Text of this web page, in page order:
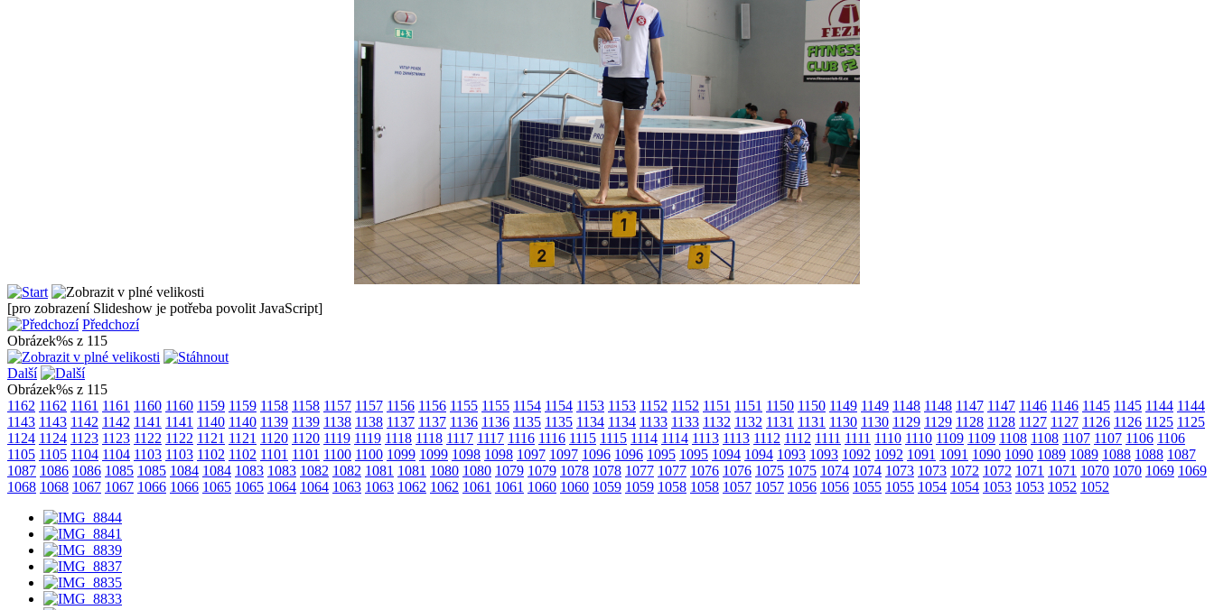
[pro zobrazení Slideshow je potřeba povolit JavaScript]
Předchozí
Obrázek%s z 115
Další
Obrázek%s z 115
1162 1162 1161 1161 1160 1160 1159 1159 1158 1158 1157 1157 1156 1156 1155 1155 1154 1154 1153 1153 1152 1152 1151 1151 1150 1150 1149 1149 1148 1148 1147 1147 1146 1146 1145 1145 1144 1144
1143 1143 1142 1142 1141 1141 1140 1140 1139 1139 1138 1138 1137 1137 1136 1136 1135 1135 1134 1134 1133 1133 1132 1132 1131 1131 1130 1130 1129 1129 1128 1128 1127 1127 1126 1126 1125 1125
1124 1124 1123 1123 1122 1122 1121 1121 1120 1120 1119 1119 1118 1118 1117 1117 1116 1116 1115 1115 1114 1114 1113 1113 1112 1112 1111 1111 1110 1110 1109 1109 1108 1108 1107 1107 1106 1106
1105 1105 1104 1104 1103 1103 1102 1102 1101 1101 1100 1100 1099 1099 1098 1098 1097 1097 1096 1096 1095 1095 1094 1094 1093 1093 1092 1092 1091 1091 1090 1090 1089 1089 1088 1088 1087
1087 1086 1086 1085 1085 1084 1084 1083 1083 1082 1082 1081 1081 1080 1080 1079 1079 1078 1078 1077 1077 1076 1076 1075 1075 1074 1074 1073 1073 1072 1072 1071 1071 1070 1070 1069 1069
1068 1068 1067 1067 1066 1066 1065 1065 1064 1064 1063 1063 1062 1062 1061 1061 1060 1060 1059 1059 1058 1058 1057 1057 1056 1056 1055 1055 1054 1054 1053 1053 1052 1052